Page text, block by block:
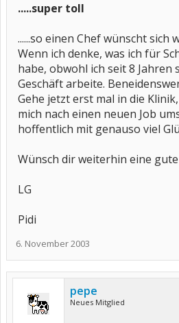
.....super toll
......so einen Chef wünscht sich
Wenn ich denke, was ich für
habe, obwohl ich seit 8 Jahren
Geschäft arbeite.
Gehe jetzt erst mal in die
mich nach einen neuen Job
hoffentlich mit genauso viel
Wünsch dir weiterhin eine
LG
Pidi
6. November 2003
pepe
Neues Mitglied